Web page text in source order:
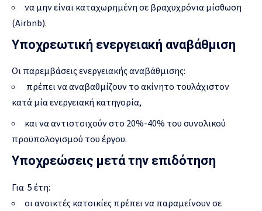
να μην είναι καταχωρημένη σε βραχυχρόνια μίσθωση
(Airbnb).
Υποχρεωτική ενεργειακή αναβάθμιση
Οι παρεμβάσεις ενεργειακής αναβάθμισης:
πρέπει να αναβαθμίζουν το ακίνητο τουλάχιστον
κατά μία ενεργειακή κατηγορία,
και να αντιστοιχούν στο 20%-40% του συνολικού
προϋπολογισμού του έργου.
Υποχρεώσεις μετά την επιδότηση
Για 5 έτη:
οι ανοικτές κατοικίες πρέπει να παραμείνουν σε